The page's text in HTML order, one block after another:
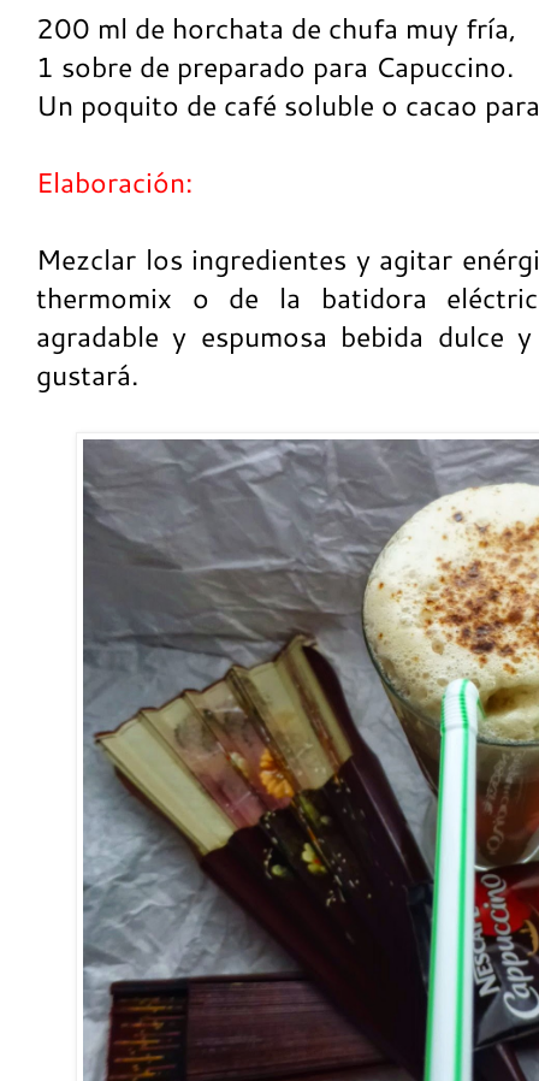
200 ml de horchata de chufa muy fría,
1 sobre de preparado para Capuccino.
Un poquito de café soluble o cacao
Elaboración:
Mezclar los ingredientes y agitar
thermomix o de la batidora
agradable y espumosa bebida dulce
gustará.